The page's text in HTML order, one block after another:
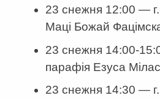
23 снежня 12:00 —
Маці Божай
23 снежня 14:00-
парафія Езуса
23 снежня 14:30 —